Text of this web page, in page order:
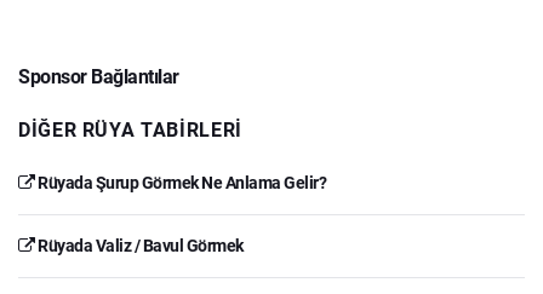
Sponsor Bağlantılar
DIĞER RÜYA TABIRLERI
Rüyada Şurup Görmek Ne Anlama Gelir?
Rüyada Valiz / Bavul Görmek